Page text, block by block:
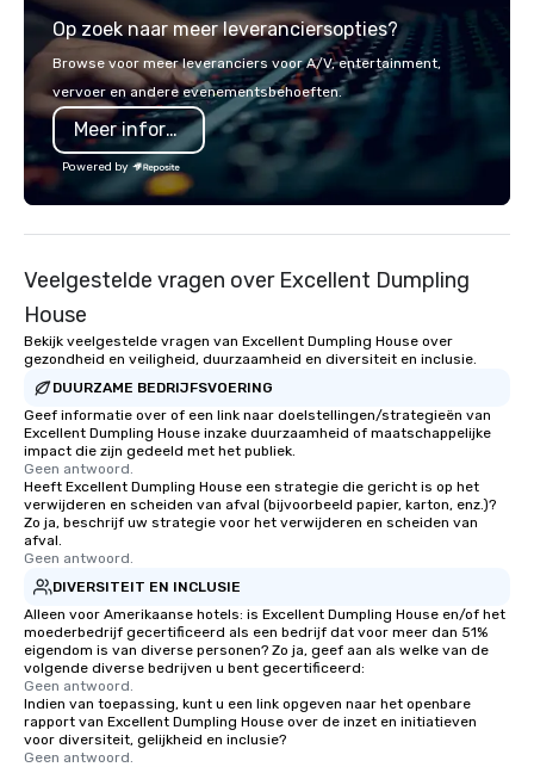
Op zoek naar meer leveranciersopties?
Browse voor meer leveranciers voor A/V, entertainment,
vervoer en andere evenementsbehoeften.
Meer informatie
Powered by
Veelgestelde vragen over Excellent Dumpling
House
Bekijk veelgestelde vragen van Excellent Dumpling House over
gezondheid en veiligheid, duurzaamheid en diversiteit en inclusie.
DUURZAME BEDRIJFSVOERING
Geef informatie over of een link naar doelstellingen/strategieën van
Excellent Dumpling House inzake duurzaamheid of maatschappelijke
impact die zijn gedeeld met het publiek.
Geen antwoord.
Heeft Excellent Dumpling House een strategie die gericht is op het
verwijderen en scheiden van afval (bijvoorbeeld papier, karton, enz.)?
Zo ja, beschrijf uw strategie voor het verwijderen en scheiden van
afval.
Geen antwoord.
DIVERSITEIT EN INCLUSIE
Alleen voor Amerikaanse hotels: is Excellent Dumpling House en/of het
moederbedrijf gecertificeerd als een bedrijf dat voor meer dan 51%
eigendom is van diverse personen? Zo ja, geef aan als welke van de
volgende diverse bedrijven u bent gecertificeerd:
Geen antwoord.
Indien van toepassing, kunt u een link opgeven naar het openbare
rapport van Excellent Dumpling House over de inzet en initiatieven
voor diversiteit, gelijkheid en inclusie?
Geen antwoord.